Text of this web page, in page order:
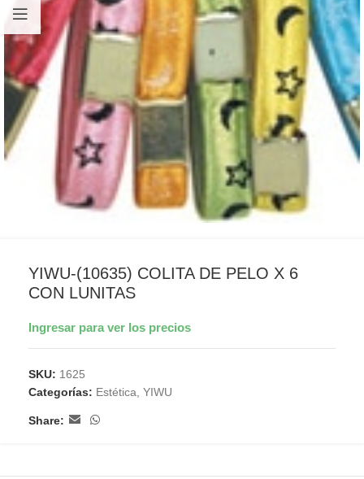
YIWU-(10635) COLITA DE PELO X 6
CON LUNITAS
Ingresar para ver los precios
SKU: 1625
Categorías: Estética YIWU
Share: